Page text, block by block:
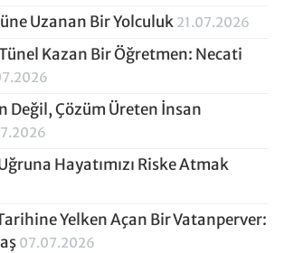
Uzanan Bir Yolculuk 21.07.2026
Kazan Bir Öğretmen: Necati
Değil, Çözüm Üreten İnsan
Hayatımızı Riske Atmak
Yelken Açan Bir Vatanperver:
07.07.2026